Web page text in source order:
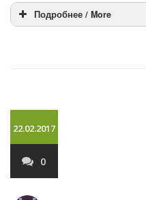
Подробнее / More
22.02.2017
0